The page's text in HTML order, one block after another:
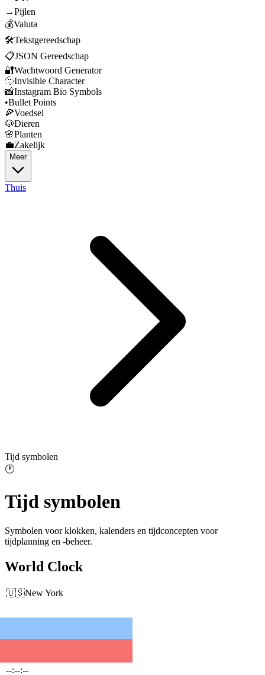
→Pijlen
💰Valuta
🛠️Tekstgereedschap
📋JSON Gereedschap
🔐Wachtwoord Generator
🫥Invisible Character
📸Instagram Bio Symbols
•Bullet Points
🍕Voedsel
🐶Dieren
🌸Planten
💼Zakelijk
Meer
Thuis
Tijd symbolen
🕐
Tijd symbolen
Symbolen voor klokken, kalenders en tijdconcepten voor
tijdplanning en -beheer.
World Clock
🇺🇸New York
--:--:--